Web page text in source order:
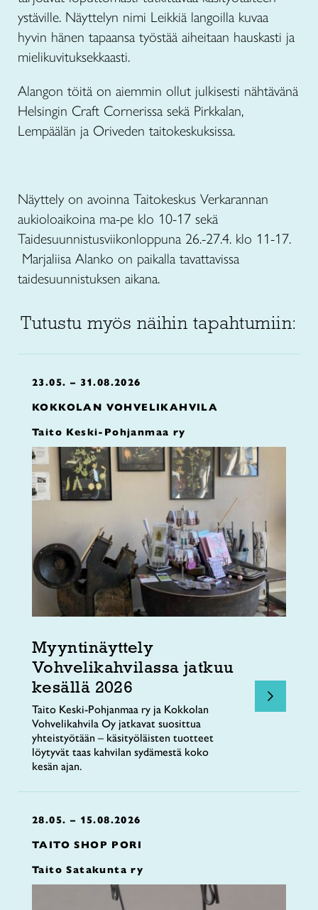
ystäville. Näyttelyn nimi Leikkiä langoilla kuvaa
hyvin hänen tapaansa työstää aiheitaan hauskasti ja
mielikuvituksekkaasti.
Alangon töitä on aiemmin ollut julkisesti nähtävänä
Helsingin Craft Cornerissa sekä Pirkkalan,
Lempäälän ja Oriveden taitokeskuksissa.
Näyttely on avoinna Taitokeskus Verkarannan
aukioloaikoina ma-pe klo 10-17 sekä
Taidesuunnistusviikonloppuna 26.-27.4. klo 11-17.
Marjaliisa Alanko on paikalla tavattavissa
taidesuunnistuksen aikana.
Tutustu myös näihin tapahtumiin:
23.05. – 31.08.2026
KOKKOLAN VOHVELIKAHVILA
Taito Keski-Pohjanmaa ry
Myyntinäyttely
Vohvelikahvilassa jatkuu
kesällä 2026
Taito Keski-Pohjanmaa ry ja Kokkolan
Vohvelikahvila Oy jatkavat suosittua
yhteistyötään – käsityöläisten tuotteet
löytyvät taas kahvilan sydämestä koko
kesän ajan.
28.05. – 15.08.2026
TAITO SHOP PORI
Taito Satakunta ry